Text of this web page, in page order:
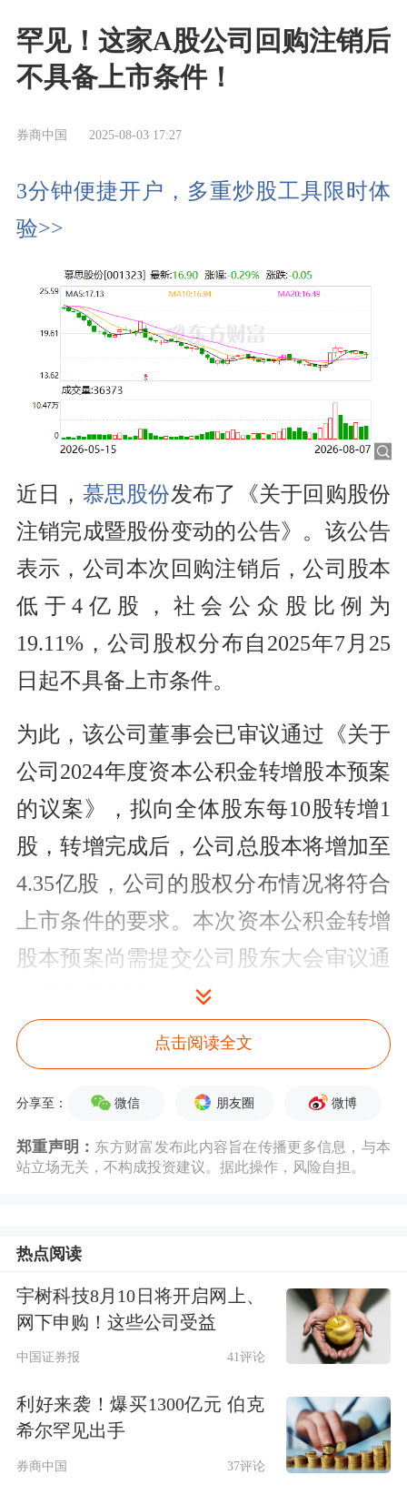
罕见！这家A股公司回购注销后
不具备上市条件！
券商中国 2025-08-03 17:27
3分钟便捷开户，多重炒股工具限时体
验>>
近日， 慕思股份发布了《关于回购股份
注销完成暨股份变动的公告》。该公告
表示，公司本次回购注销后，公司股本
低于4亿股，社会公众股比例为
19.11%，公司股权分布自2025年7月25
日起不具备上市条件。
为此，该公司董事会已审议通过《关于
公司2024年度资本公积金转增股本预案
的议案》，拟向全体股东每10股转增1
股，转增完成后，公司总股本将增加至
4.35亿股，公司的股权分布情况将符合
上市条件的要求。本次资本公积金转增
股本预案尚需提交公司股东大会审议通
拟回购金额1.2亿到2.4亿元
慕思股份于2024年7月2日审议通过了
《关于以集中竞价交易方式回购公司股
份方案的议案》，同意公司使用自有资
竞价交易方式回购部分公司股份，本次
回购股份将全部用于注销以减少注册资
本。
社会公众股份，回购资金总额不低于人
民币1.2亿元（含），不超过人民币2.4
点击阅读全文
分享至： 微信 朋友圈 微博
郑重声明： 东方财富发布此内容旨在传播更多信息，与本
站立场无关，不构成投资建议。据此操作，风险自担。
热点阅读
宇树科技8月10日将开启网上、
网下申购！这些公司受益
中国证券报 41评论
利好来袭！爆买1300亿元 伯克
希尔罕见出手
券商中国 37评论